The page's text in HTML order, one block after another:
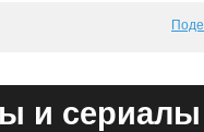
и сериалы